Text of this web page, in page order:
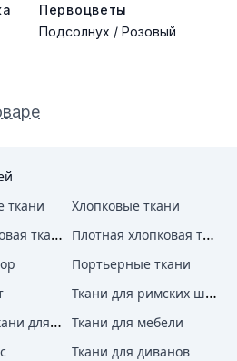
Первоцветы
Подсолнух / Розовый
ткани
Хлопковые ткани
Тонкая хлопковая ткань Плотная хлопковая ткань
Портьерные ткани
Ткани для римских штор
Хлопковые ткани для штор
Ткани для мебели
Ткани для диванов